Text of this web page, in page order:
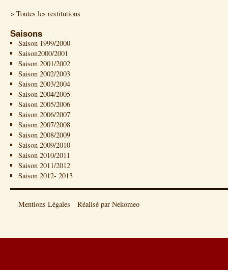
> Toutes les restitutions
Saisons
Saison 1999/2000
Saison2000/2001
Saison 2001/2002
Saison 2002/2003
Saison 2003/2004
Saison 2004/2005
Saison 2005/2006
Saison 2006/2007
Saison 2007/2008
Saison 2008/2009
Saison 2009/2010
Saison 2010/2011
Saison 2011/2012
Saison 2012- 2013
Mentions Légales Réalisé par Nekomeo